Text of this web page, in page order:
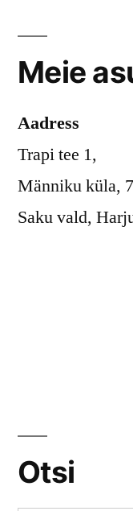
Meie
Aadress
Trapi tee 1,
Männiku küla,
Saku vald,
Otsi